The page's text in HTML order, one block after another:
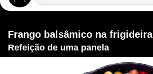
Frango balsâmico na frigideira
Refeição de uma panela